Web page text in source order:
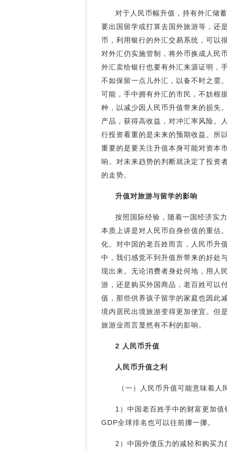
对于人民币幅升值，持有外汇储
要出国留学或打算去国外旅游等，还
币，利用银行的外汇交易系统，可以
对外汇仍实施管制，将外币换成人民
外汇卖给银行也要有外汇来源证明，
不如保留一点儿外汇，以备不时之需
可能，手中拥有外汇的市民，不妨根
种，以减少因人民币升值带来的损失
产品，获得高收益，对冲汇率风险。
行投资看重的是未来的预期收益。所
重要的是要关注升值本身可能对资本
响。对未来趋势的判断就决定了投资
的走势。
升值对旅游与留学的影响
按照国际经验，随着一国经济实
本质上讲是对人民币自身价值的重估
化。对中国的老百姓而言，人民币升
中，我们感觉不到升值所带来的好处
现出来。无论消费者身处何地，用人
游，还是购买外国商品，老百姓可以
值，那些供养孩子留学的家庭也因此
境内居民出境旅游变得更加便宜。但
旅游业而言显然有不利的影响。
2 人民币升值
人民币升值之利
（一）人民币升值可能意味着人
1）中国老百姓手中的财富更加
GDP全球排名也可以往前挪一挪。
2）中国外债压力的减轻和购买力